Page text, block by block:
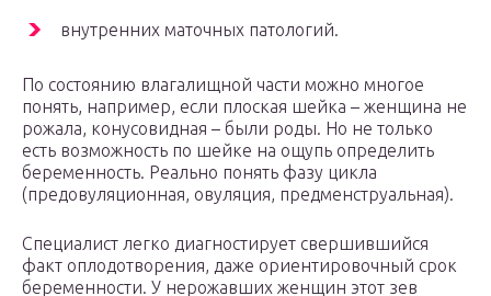
внутренних маточных патологий.
По состоянию влагалищной части можно многое
понять, например, если плоская шейка – женщина не
рожала, конусовидная – были роды. Но не только
есть возможность по шейке на ощупь определить
беременность. Реально понять фазу цикла
(предовуляционная, овуляция, предменструальная).
Специалист легко диагностирует свершившийся
факт оплодотворения, даже ориентировочный срок
беременности. У нерожавших женщин этот зев